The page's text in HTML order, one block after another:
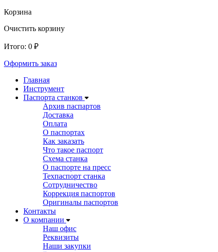
Корзина
Очистить корзину
Итого: 0 ₽
Оформить заказ
Главная
Инструмент
Паспорта станков
Архив паспартов
Доставка
Оплата
О паспортах
Как заказать
Что такое паспорт
Схема станка
О паспорте на пресс
Техпаспорт станка
Сотрудничество
Коррекция паспортов
Оригиналы паспортов
Контакты
О компании
Наш офис
Реквизиты
Наши закупки